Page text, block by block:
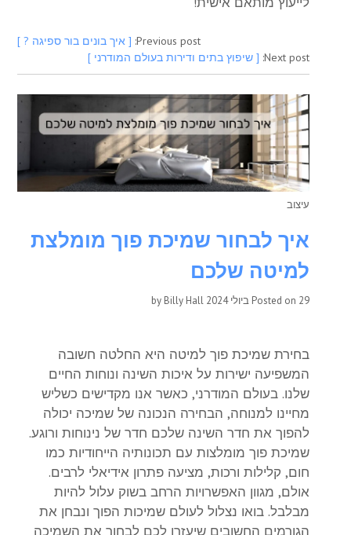
Previous post: [ איך בונים בור ספיגה ? ]
Next post: [ שיפוץ בתים ודירות בעולם המודרני ]
עיצוב
איך לבחור שמיכת פוך מומלצת
למיטה שלכם
Posted on 29 ביולי 2024 by
Billy Hall
בחירת שמיכת פוך למיטה היא החלטה חשובה
המשפיעה ישירות על איכות השינה ונוחות החיים
שלנו. בעולם המודרני, כאשר אנו מקדישים כשליש
מחיינו למנוחה, הבחירה הנכונה של שמיכה יכולה
להפוך את חדר השינה שלכם חדר של נינוחות ורוגע.
שמיכת פוך מומלצות עם תכונותיה הייחודיות כמו
חום, קלילות ורכות, מציעה פתרון אידיאלי לרבים.
אולם, מגוון האפשרויות הרחב בשוק עלול להיות
מבלבל. בואו נצלול לעולם שמיכות הפוך ונבחן את
הגורמים החשובים שיעזרו לכם לבחור את השמיכה